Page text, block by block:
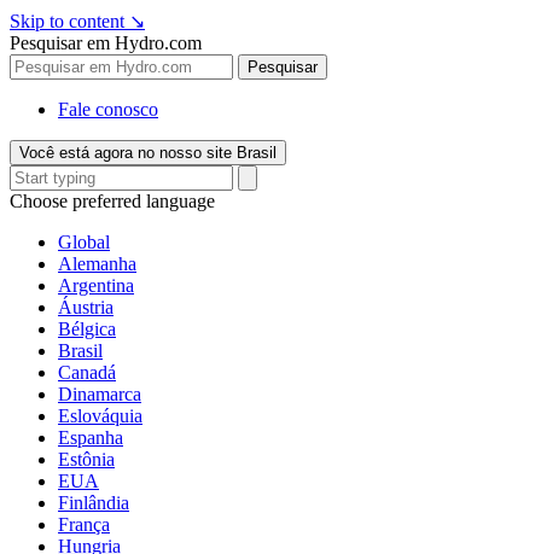
Skip to content ↘
Pesquisar em Hydro.com
Pesquisar
Fale conosco
Você está agora no nosso site Brasil
Choose preferred language
Global
Alemanha
Argentina
Áustria
Bélgica
Brasil
Canadá
Dinamarca
Eslováquia
Espanha
Estônia
EUA
Finlândia
França
Hungria